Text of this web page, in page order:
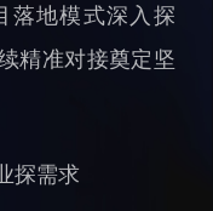
新闻
交流
落地模式深入探
精准对接奠定坚
探需求